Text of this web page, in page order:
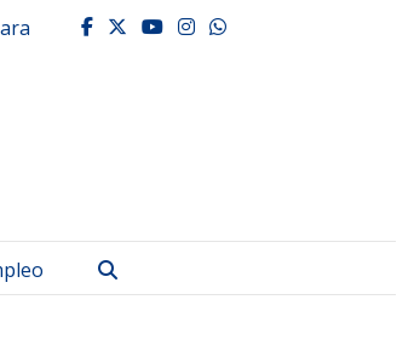
facebook
twitter
youtube
instagram
whatsapp